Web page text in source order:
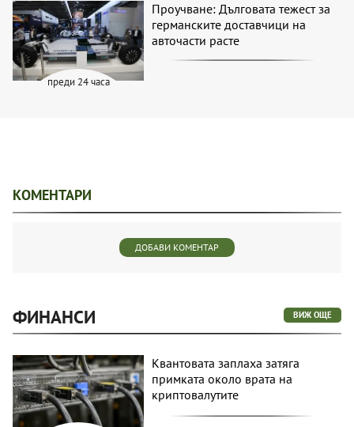
преди 24 часа
Проучване: Дълговата тежест за
германските доставчици на
авточасти расте
КОМЕНТАРИ
ДОБАВИ КОМЕНТАР
ФИНАНСИ ВИЖ ОЩЕ
Квантовата заплаха затяга
примката около врата на
криптовалутите